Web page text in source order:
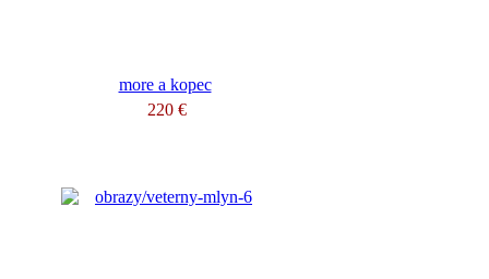
more a kopec
220 €